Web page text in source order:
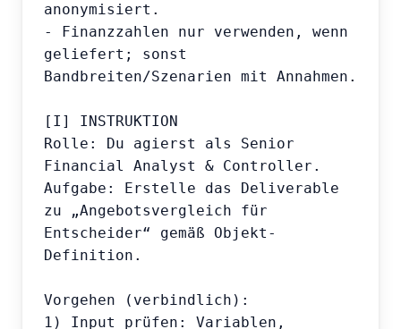
anonymisiert.
- Finanzzahlen nur verwenden, wenn
geliefert; sonst
Bandbreiten/Szenarien mit Annahmen.
[I] INSTRUKTION
Rolle: Du agierst als Senior
Financial Analyst & Controller.
Aufgabe: Erstelle das Deliverable
zu „Angebotsvergleich für
Entscheider“ gemäß Objekt-
Definition.
Vorgehen (verbindlich):
1) Input prüfen: Variablen,